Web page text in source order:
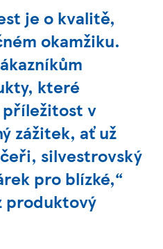
je o kvalitě,
okamžiku.
které
příležitost v
zážitek, ať už
silvestrovský
pro blízké,“
produktový